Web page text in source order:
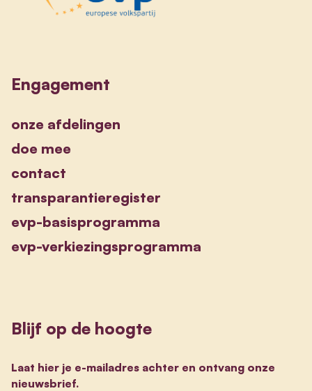
Engagement
onze afdelingen
doe mee
contact
transparantieregister
evp-basisprogramma
evp-verkiezingsprogramma
Blijf op de hoogte
Laat hier je e-mailadres achter en ontvang onze
nieuwsbrief.